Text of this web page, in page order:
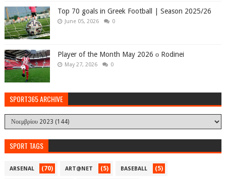
Top 70 goals in Greek Football | Season 2025/26
June 05, 2026 0
Player of the Month May 2026 ο Rodinei
May 27, 2026 0
SPORT365 ARCHIVE
SPORT TAGS
ARSENAL (70) ART@NET (5) BASEBALL (5)